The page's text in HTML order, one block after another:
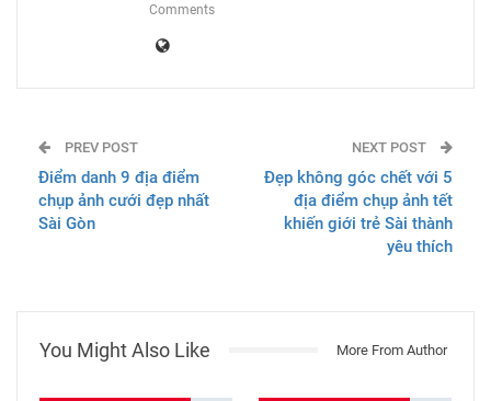
Comments
PREV POST
Điểm danh 9 địa điểm
chụp ảnh cưới đẹp nhất
Sài Gòn
NEXT POST
Đẹp không góc chết với 5
địa điểm chụp ảnh tết
khiến giới trẻ Sài thành
yêu thích
You Might Also Like More From Author